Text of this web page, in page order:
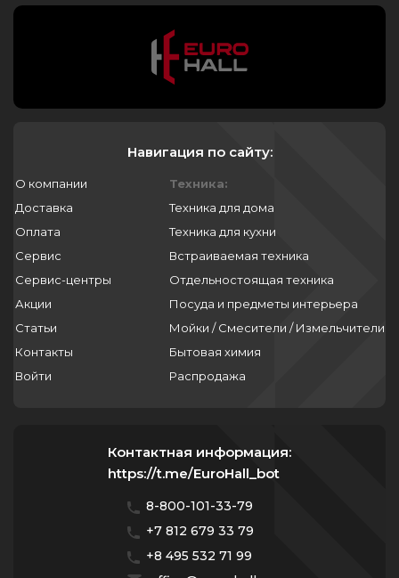
Навигация по сайту:
О компании
Доставка
Оплата
Сервис
Сервис-центры
Акции
Статьи
Контакты
Войти
Техника:
Техника для дома
Техника для кухни
Встраиваемая техника
Отдельностоящая техника
Посуда и предметы интерьера
Мойки / Смесители / Измельчители
Бытовая химия
Распродажа
Контактная информация:
https://t.me/EuroHall_bot
8-800-101-33-79
+7 812 679 33 79
+8 495 532 71 99